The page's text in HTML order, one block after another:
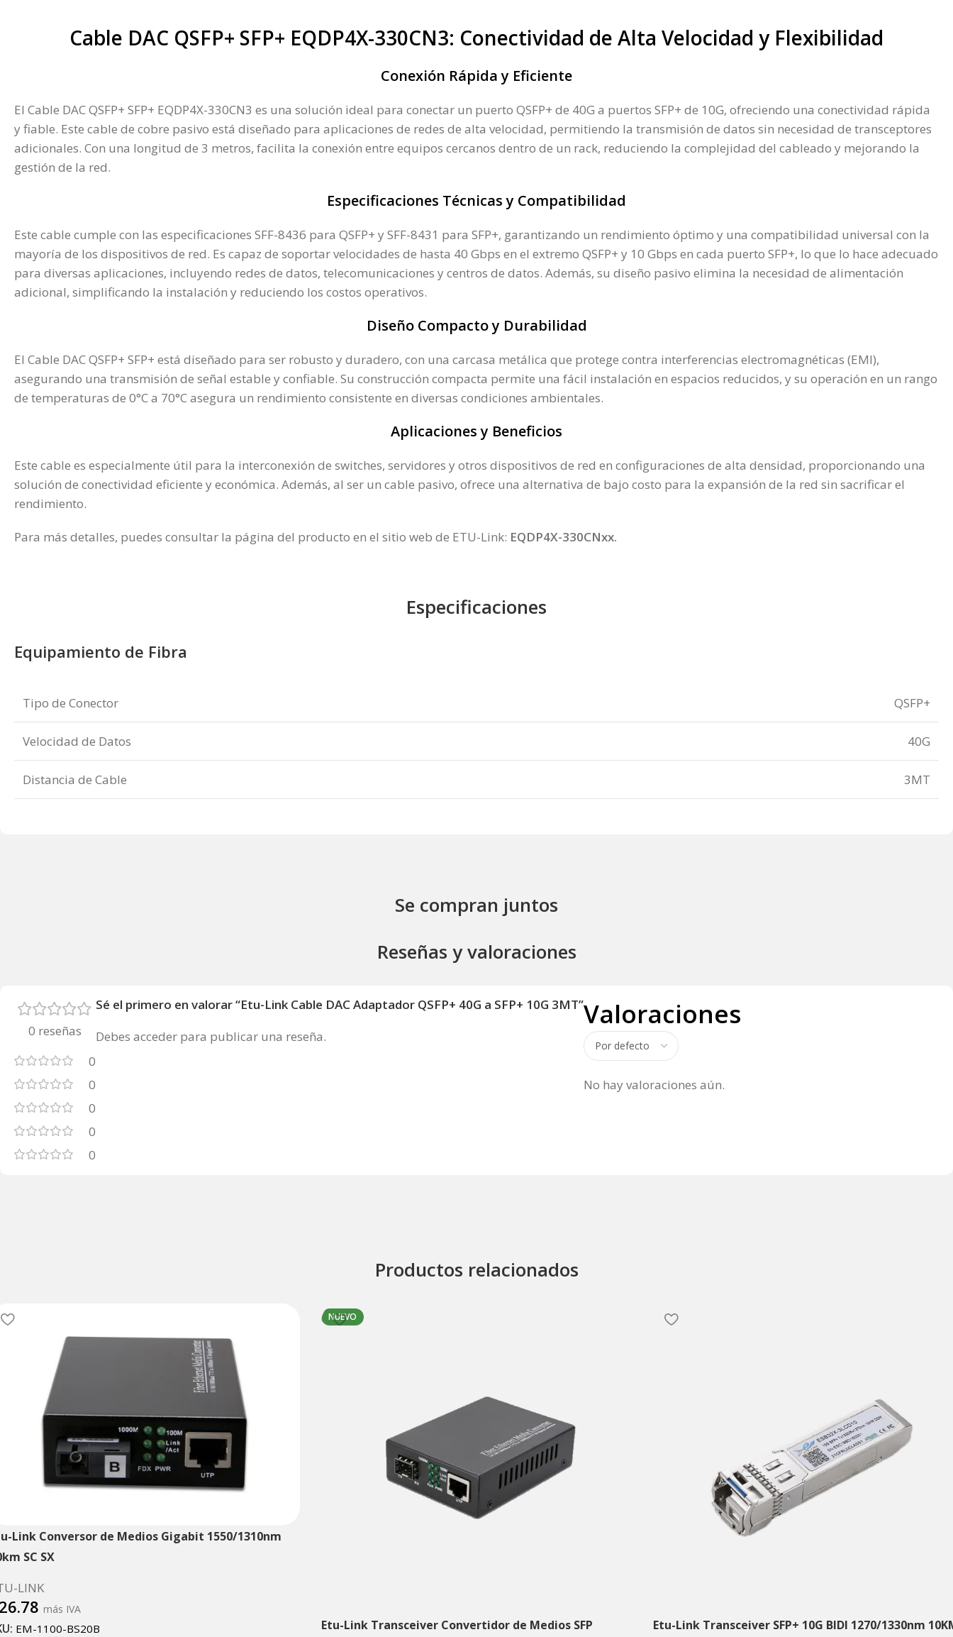
Cable DAC QSFP+ SFP+ EQDP4X-330CN3: Conectividad de Alta Velocidad y Flexibilidad
Conexión Rápida y Eficiente
El Cable DAC QSFP+ SFP+ EQDP4X-330CN3 es una solución ideal para conectar un puerto QSFP+ de 40G a puertos SFP+ de 10G, ofreciendo una conectividad rápida
y fiable. Este cable de cobre pasivo está diseñado para aplicaciones de redes de alta velocidad, permitiendo la transmisión de datos sin necesidad de transceptores
adicionales. Con una longitud de 3 metros, facilita la conexión entre equipos cercanos dentro de un rack, reduciendo la complejidad del cableado y mejorando la
gestión de la red.
Especificaciones Técnicas y Compatibilidad
Este cable cumple con las especificaciones SFF-8436 para QSFP+ y SFF-8431 para SFP+, garantizando un rendimiento óptimo y una compatibilidad universal con la
mayoría de los dispositivos de red. Es capaz de soportar velocidades de hasta 40 Gbps en el extremo QSFP+ y 10 Gbps en cada puerto SFP+, lo que lo hace adecuado
para diversas aplicaciones, incluyendo redes de datos, telecomunicaciones y centros de datos. Además, su diseño pasivo elimina la necesidad de alimentación
adicional, simplificando la instalación y reduciendo los costos operativos.
DiseñoCompactoy Durabilidad
El Cable DAC QSFP+ SFP+ está diseñado para ser robusto y duradero, con una carcasa metálica que protege contra interferencias electromagnéticas (EMI),
asegurando una transmisión de señal estable y confiable. Su construcción compacta permite una fácil instalación en espacios reducidos, y su operación en un rango
de temperaturas de 0°C a 70°C asegura un rendimiento consistente en diversas condiciones ambientales.
Aplicaciones y Beneficios
Este cable es especialmente útil para la interconexión de switches, servidores y otros dispositivos de red en configuraciones de alta densidad, proporcionando una
solución de conectividad eficiente y económica. Además, al ser un cable pasivo, ofrece una alternativa de bajo costo para la expansión de la red sin sacrificar el
rendimiento.
Para más detalles, puedes consultar la página del producto en el sitio web de ETU-Link: EQDP4X-330CNxx.
Especificaciones
Equipamiento de Fibra
Tipo de Conector QSFP+
Velocidad de Datos 40G
Distancia de Cable 3MT
Se compran juntos
Reseñas y valoraciones
0 reseñas
0
0
0
0
0
Valoraciones
No hay valoraciones aún.
Sé el primero en valorar “Etu-Link Cable DAC Adaptador QSFP+ 40G a SFP+ 10G 3MT”
Debes acceder para publicar una reseña.
Productos relacionados
Link Conversor de Medios Gigabit 1550/1310nm
SC SX
LINK
más IVA
EM-1100-BS20B
NUEVO
Etu-Link Transceiver Convertidor de Medios SFP Etu-Link Transceiver SFP+ 10G BIDI 1270/1330nm